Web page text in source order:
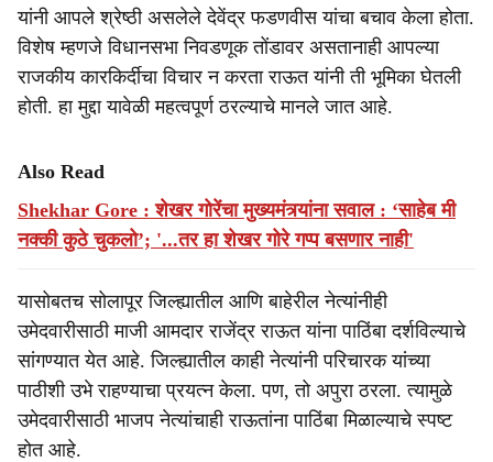
यांनी आपले श्रेष्ठी असलेले देवेंद्र फडणवीस यांचा बचाव केला होता.
विशेष म्हणजे विधानसभा निवडणूक तोंडावर असतानाही आपल्या
राजकीय कारकिर्दीचा विचार न करता राऊत यांनी ती भूमिका घेतली
होती. हा मुद्दा यावेळी महत्वपूर्ण ठरल्याचे मानले जात आहे.
Also Read
Shekhar Gore : शेखर गोरेंचा मुख्यमंत्र्यांना सवाल : ‘साहेब मी
नक्की कुठे चुकलो’; '...तर हा शेखर गोरे गप्प बसणार नाही'
यासोबतच सोलापूर जिल्ह्यातील आणि बाहेरील नेत्यांनीही
उमेदवारीसाठी माजी आमदार राजेंद्र राऊत यांना पाठिंबा दर्शविल्याचे
सांगण्यात येत आहे. जिल्ह्यातील काही नेत्यांनी परिचारक यांच्या
पाठीशी उभे राहण्याचा प्रयत्न केला. पण, तो अपुरा ठरला. त्यामुळे
उमेदवारीसाठी भाजप नेत्यांचाही राऊतांना पाठिंबा मिळाल्याचे स्पष्ट
होत आहे.